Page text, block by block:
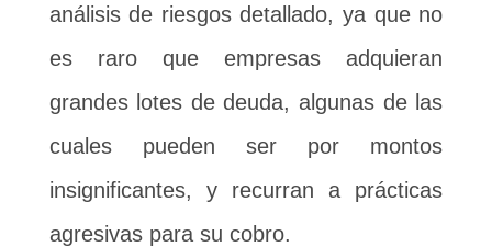
análisis de riesgos detallado, ya que no
es raro que empresas adquieran
grandes lotes de deuda, algunas de las
cuales pueden ser por montos
insignificantes, y recurran a prácticas
agresivas para su cobro.